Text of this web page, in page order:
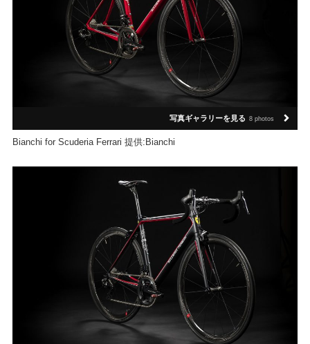
写真ギャラリーを見る 8 photos
Bianchi for Scuderia Ferrari 提供:Bianchi